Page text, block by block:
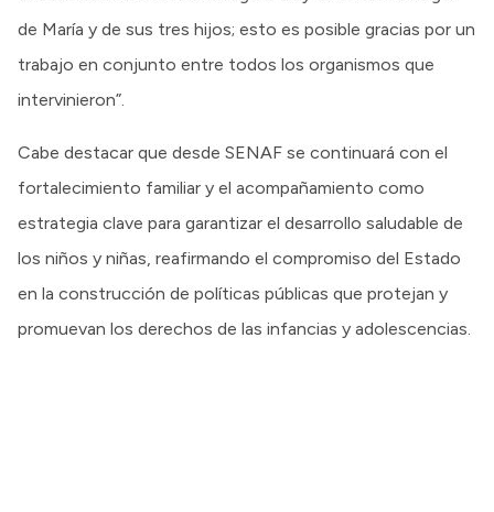
de María y de sus tres hijos; esto es posible gracias por un
trabajo en conjunto entre todos los organismos que
intervinieron”.
Cabe destacar que desde SENAF se continuará con el
fortalecimiento familiar y el acompañamiento como
estrategia clave para garantizar el desarrollo saludable de
los niños y niñas, reafirmando el compromiso del Estado
en la construcción de políticas públicas que protejan y
promuevan los derechos de las infancias y adolescencias.